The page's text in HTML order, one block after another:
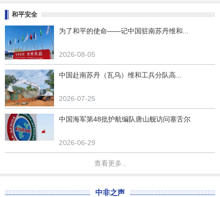
和平安全
为了和平的使命——记中国驻南苏丹维和...
2026-08-05
中国赴南苏丹（瓦乌）维和工兵分队高...
2026-07-25
中国海军第48批护航编队唐山舰访问塞舌尔
2026-06-29
查看更多..
中非之声